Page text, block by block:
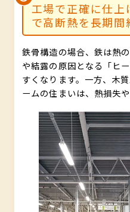
工場で正確に仕上
で高断熱を長期間
鉄骨構造の場合、鉄は熱
や結露の原因となる「ヒ
すくなります。一方、木
ームの住まいは、熱損失